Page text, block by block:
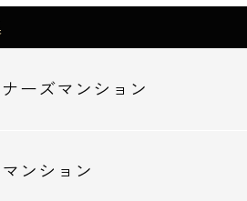
ーズマンション
ンション